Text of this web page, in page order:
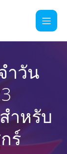
ำวัน
ำหรับ
ร์